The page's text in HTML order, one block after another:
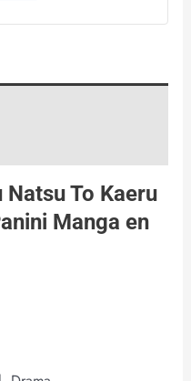
To Kaeru
Manga en